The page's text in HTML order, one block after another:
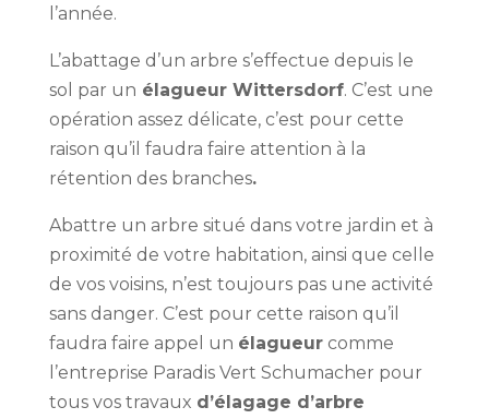
l’année.
L’abattage d’un arbre s’effectue depuis le
sol par un élagueur Wittersdorf. C’est une
opération assez délicate, c’est pour cette
raison qu’il faudra faire attention à la
rétention des branches.
Abattre un arbre situé dans votre jardin et à
proximité de votre habitation, ainsi que celle
de vos voisins, n’est toujours pas une activité
sans danger. C’est pour cette raison qu’il
faudra faire appel un élagueurcomme
l’entreprise Paradis Vert Schumacher pour
tous vos travaux d’élagage d’arbre